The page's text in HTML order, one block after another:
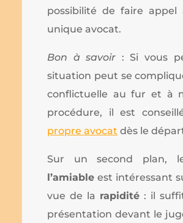
possibilité de faire
unique avocat.
Bon à savoir : Si vous
situation peut se
conflictuelle au fur et à
procédure, il est
propre avocat dès le
Sur un second plan,
l’amiable est intéressant
vue de la rapidité : il
présentation devant le